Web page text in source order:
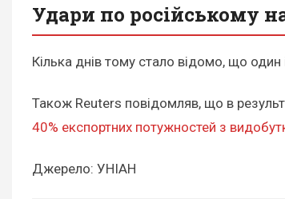
Удари по російському
Кілька днів тому стало відомо, що один
Також Reuters повідомляв, що в
40% експортних потужностей з
Джерело: УНІАН